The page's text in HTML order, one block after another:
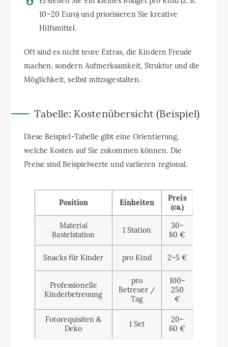
10–20 Euro) und priorisieren Sie kreative
Hilfsmittel.
Oft sind es nicht teure Extras, die Kindern Freude
machen, sondern Aufmerksamkeit, Struktur und die
Möglichkeit, selbst mitzugestalten.
Tabelle: Kostenübersicht (Beispiel)
Diese Beispiel-Tabelle gibt eine Orientierung,
welche Kosten auf Sie zukommen können. Die
Preise sind Beispielwerte und variieren regional.
Position Einheiten
Preis
(ca.)
Material
Bastelstation
1 Station
30–
80 €
Snacks für Kinder pro Kind 2–5 €
Professionelle
Kinderbetreuung
pro
Betreuer /
Tag
100–
250
€
Fotorequisiten &
Deko
1 Set
20–
60 €